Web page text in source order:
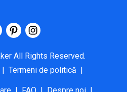
All Rights Reserved.
| Termeni de politică |